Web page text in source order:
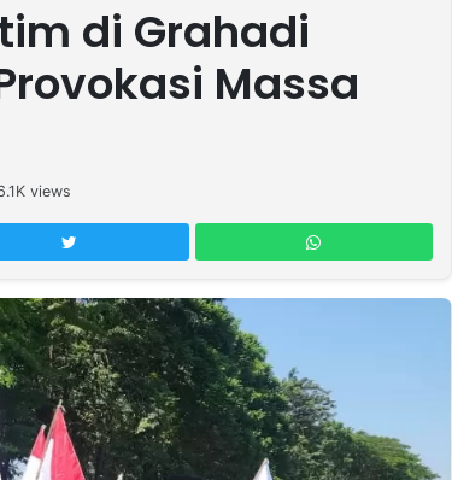
di Grahadi
Massa
views